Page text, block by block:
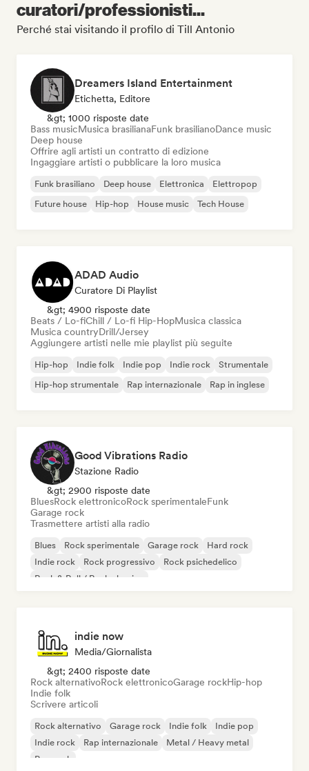
curatori/professionisti...
Perché stai visitando il profilo di Till Antonio
Dreamers Island Entertainment
Etichetta, Editore
&gt; 1000 risposte date
Bass musicMusica brasilianaFunk brasilianoDance music
Deep house
Offrire agli artisti un contratto di edizione
Ingaggiare artisti o pubblicare la loro musica
Funk brasiliano Deep house Elettronica
Elettropop
Future house
Hip-hop House music Tech House
ADAD Audio
Curatore Di Playlist
&gt; 4900 risposte date
Beats / Lo-fiChill / Lo-fi Hip-HopMusica classica
Musica countryDrill/Jersey
Aggiungere artisti nelle mie playlist più seguite
Hip-hop Indie folk Indie pop Indie rock
Strumentale
Hip-hop strumentale
Rap internazionale Rap in inglese
Good Vibrations Radio
Stazione Radio
&gt; 2900 risposte date
BluesRock elettronicoRock sperimentaleFunk
Garage rock
Trasmettere artisti alla radio
Blues Rock sperimentale Garage rock
Hard rock
Indie rock
Rock progressivo
Rock psichedelico
Rock & Roll / Rock classico
indie now
Media/Giornalista
&gt; 2400 risposte date
Rock alternativoRock elettronicoGarage rockHip-hop
Indie folk
Scrivere articoli
Rock alternativo Garage rock Indie folk
Indie pop
Indie rock
Rap internazionale
Metal / Heavy metal
Pop rock